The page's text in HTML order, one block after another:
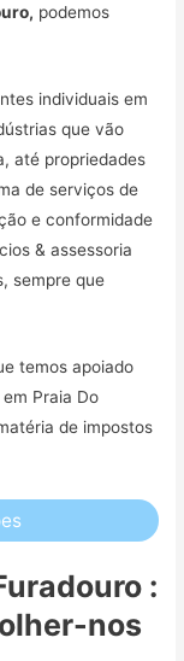
podemos
individuais em
que vão
até propriedades
de serviços de
e conformidade
& assessoria
sempre que
temos apoiado
Praia Do
de impostos
:
nos